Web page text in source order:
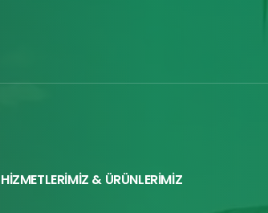
HİZMETLERİMİZ & ÜRÜNLERİMİZ